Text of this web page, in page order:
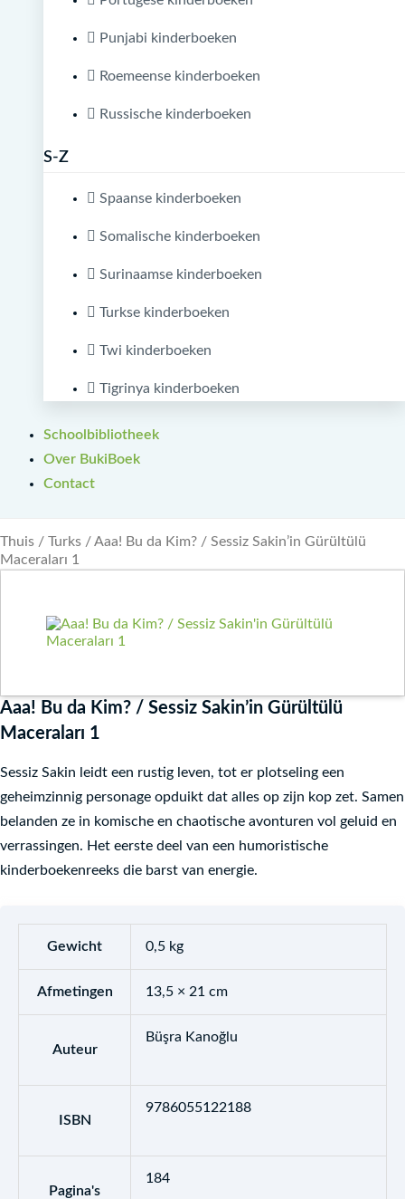
Punjabi kinderboeken
Roemeense kinderboeken
Russische kinderboeken
S-Z
Spaanse kinderboeken
Somalische kinderboeken
Surinaamse kinderboeken
Turkse kinderboeken
Twi kinderboeken
Tigrinya kinderboeken
Schoolbibliotheek
Over BukiBoek
Contact
Thuis / Turks / Aaa! Bu da Kim? / Sessiz Sakin’in Gürültülü
Maceraları 1
Aaa! Bu da Kim? / Sessiz Sakin’in Gürültülü
Maceraları 1
Sessiz Sakin leidt een rustig leven, tot er plotseling een
geheimzinnig personage opduikt dat alles op zijn kop zet. Samen
belanden ze in komische en chaotische avonturen vol geluid en
verrassingen. Het eerste deel van een humoristische
kinderboekenreeks die barst van energie.
Gewicht 0,5 kg
Afmetingen 13,5 × 21 cm
Auteur
Büşra Kanoğlu
ISBN
9786055122188
Pagina's
184